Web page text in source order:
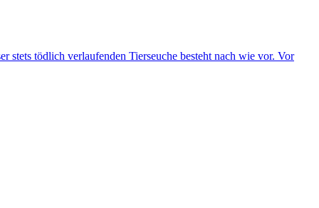
tödlich verlaufenden Tierseuche besteht nach wie vor. Vor